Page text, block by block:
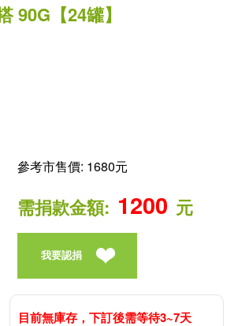
90G【24罐】
參考市售價: 1680元
需捐款金額: 1200 元
我要認捐
目前無庫存，下訂後需等待3~7天